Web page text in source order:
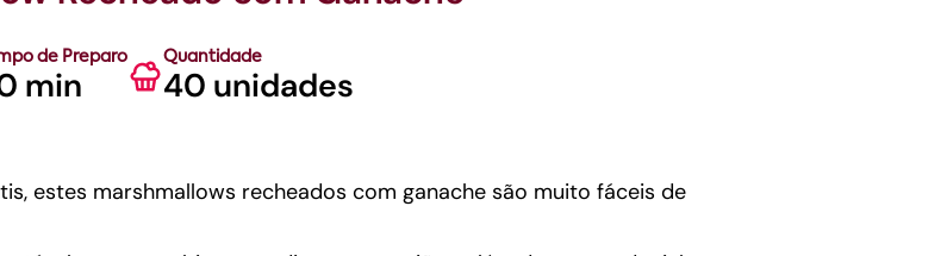
de Preparo
min
Quantidade
40 unidades
estes marshmallows recheados com ganache são muito fáceis de